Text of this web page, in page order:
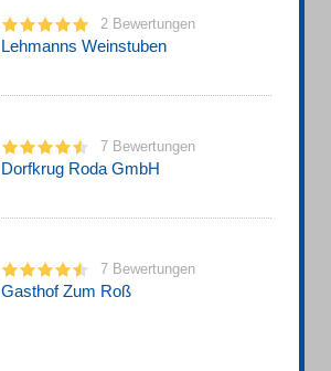
2 Bewertungen
Lehmanns Weinstuben
7 Bewertungen
Dorfkrug Roda GmbH
7 Bewertungen
Gasthof Zum Roß